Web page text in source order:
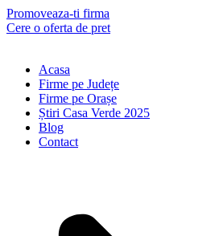
Skip
to
Promoveaza-ti firma
Cere o oferta de pret
Acasa
Firme pe Județe
Firme pe Orașe
Știri Casa Verde 2025
Blog
Contact